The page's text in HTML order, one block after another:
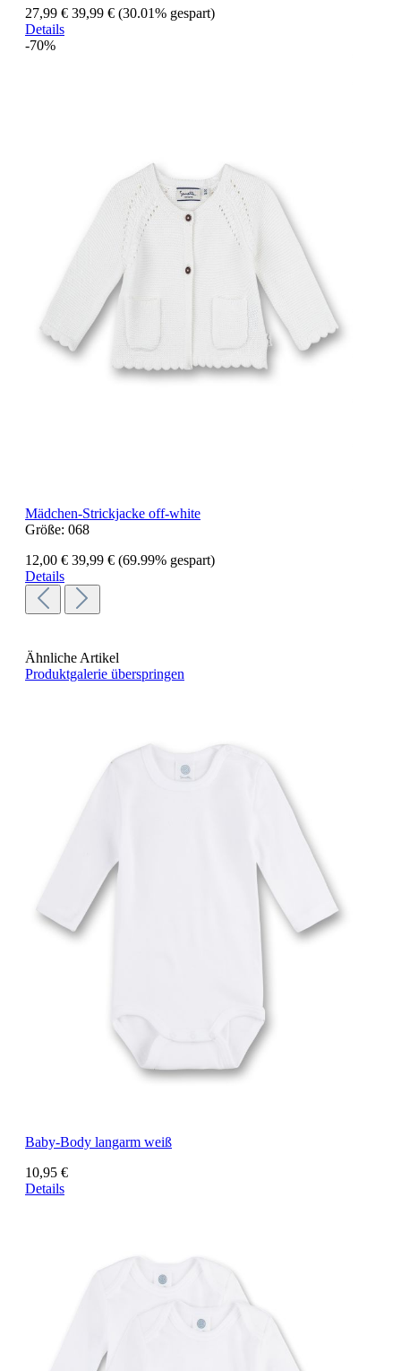
27,99 € 39,99 € (30.01% gespart)
Details
-70%
Mädchen-Strickjacke off-white
Größe: 068
12,00 € 39,99 € (69.99% gespart)
Details
Ähnliche Artikel
Produktgalerie überspringen
Baby-Body langarm weiß
10,95 €
Details